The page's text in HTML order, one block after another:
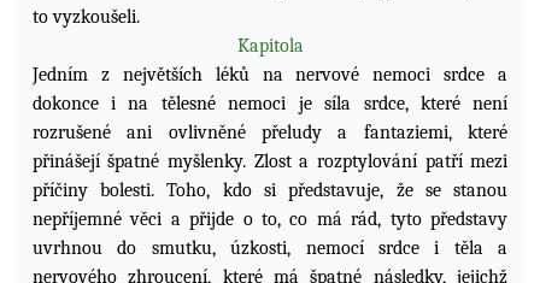
to vyzkoušeli.
Kapitola
Jedním z největších léků na nervové nemoci srdce a
dokonce i na tělesné nemoci je síla srdce, které není
rozrušené ani ovlivněné přeludy a fantaziemi, které
přinášejí špatné myšlenky. Zlost a rozptylování patří mezi
příčiny bolesti. Toho, kdo si představuje, že se stanou
nepříjemné věci a přijde o to, co má rád, tyto představy
uvrhnou do smutku, úzkosti, nemocí srdce i těla a
nervového zhroucení, které má špatné následky, jejichž